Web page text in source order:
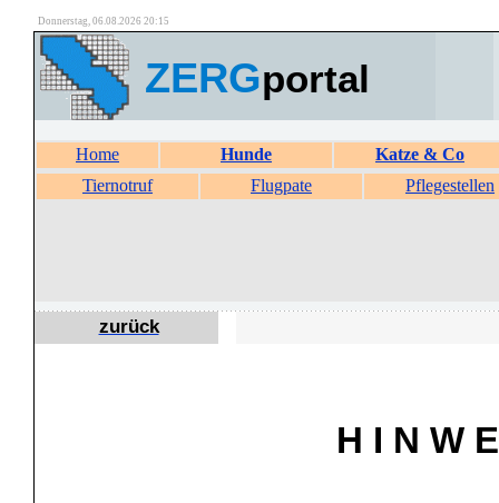
Donnerstag, 06.08.2026 20:15
ZERGportal
Home Hunde
Katze & Co
Tiernotruf
Flugpate Pflegestellen
zurück
H I N W